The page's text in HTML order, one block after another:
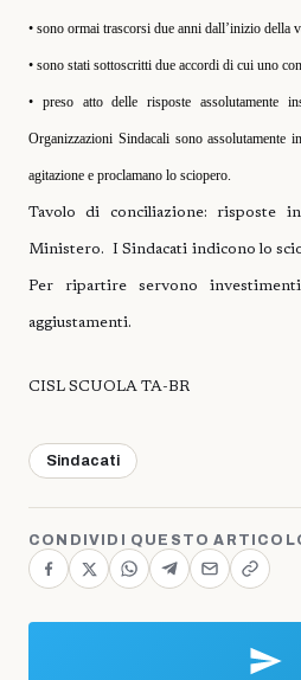
• sono ormai trascorsi due anni dall’inizio della
• sono stati sottoscritti due accordi di cui uno
• preso atto delle risposte assolutamente
Organizzazioni Sindacali sono assolutamente
agitazione e proclamano lo sciopero.
Tavolo di conciliazione: risposte
Ministero. I Sindacati indicono lo
Per ripartire servono
aggiustamenti.
CISL SCUOLA TA-BR
Sindacati
CONDIVIDI QUESTO